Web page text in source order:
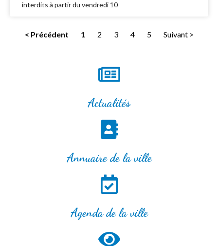
interdits à partir du vendredi 10
< Précédent 1 2 3 4 5 Suivant >
Actualités
Annuaire de la ville
Agenda de la ville